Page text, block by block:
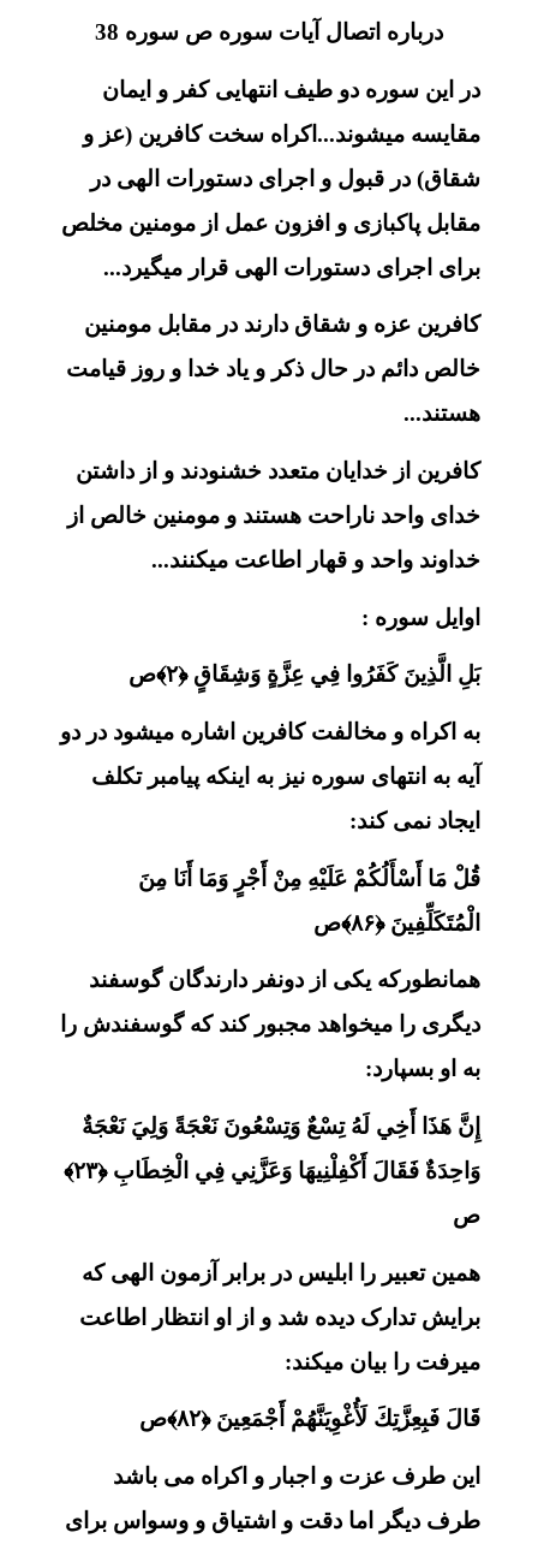
درباره اتصال آیات سوره ص سوره 38
در این سوره دو طیف انتهایی کفر و ایمان
مقایسه میشوند...اکراه سخت کافرین (عز و
شقاق) در قبول و اجرای دستورات الهی در
مقابل پاکبازی و افزون عمل از مومنین مخلص
برای اجرای دستورات الهی قرار میگیرد...
کافرین عزه و شقاق دارند در مقابل مومنین
خالص دائم در حال ذکر و یاد خدا و روز قیامت
هستند...
کافرین از خدایان متعدد خشنودند و از داشتن
خدای واحد ناراحت هستند و مومنین خالص از
خداوند واحد و قهار اطاعت میکنند...
اوایل سوره :
بَلِ الَّذِينَ كَفَرُوا فِي عِزَّةٍ وَشِقَاقٍ ﴿۲﴾ص
به اکراه و مخالفت کافرین اشاره میشود در دو
آیه به انتهای سوره نیز به اینکه پیامبر تکلف
ایجاد نمی کند:
قُلْ مَا أَسْأَلُكُمْ عَلَيْهِ مِنْ أَجْرٍ وَمَا أَنَا مِنَ
الْمُتَكَلِّفِينَ ﴿۸۶﴾ص
همانطورکه یکی از دونفر دارندگان گوسفند
دیگری را میخواهد مجبور کند که گوسفندش را
به او بسپارد:
إِنَّ هَذَا أَخِي لَهُ تِسْعٌ وَتِسْعُونَ نَعْجَةً وَلِيَ نَعْجَةٌ
وَاحِدَةٌ فَقَالَ أَكْفِلْنِيهَا وَعَزَّنِي فِي الْخِطَابِ ﴿۲۳﴾
ص
همین تعبیر را ابلیس در برابر آزمون الهی که
برایش تدارک دیده شد و از او انتظار اطاعت
میرفت را بیان میکند:
قَالَ فَبِعِزَّتِكَ لَأُغْوِيَنَّهُمْ أَجْمَعِينَ ﴿۸۲﴾ص
این طرف عزت و اجبار و اکراه می باشد
طرف دیگر اما دقت و اشتیاق و وسواس برای